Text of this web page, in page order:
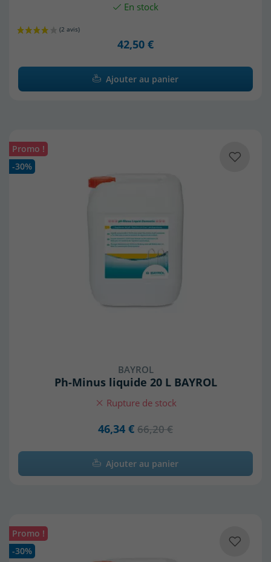
En stock
42,50 €
Ajouter au panier
BAYROL
Ph-Minus liquide 20 L BAYROL
Rupture de stock
46,34 € 66,20 €
Promo !
-30%
Ajouter au panier
Promo !
-30%